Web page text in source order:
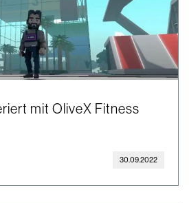
mit OliveX Fitness
30.09.2022